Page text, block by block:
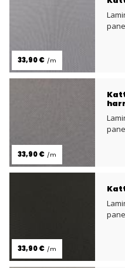
33,90 € /m
33,90 € /m
33,90 € /m